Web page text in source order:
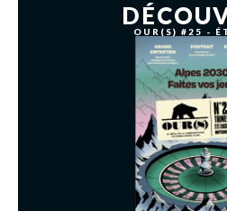
OUR(S) #25 -